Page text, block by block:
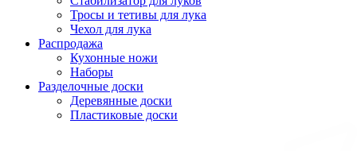
Тросы и тетивы для лука
Чехол для лука
Распродажа
Кухонные ножи
Наборы
Разделочные доски
Деревянные доски
Пластиковые доски